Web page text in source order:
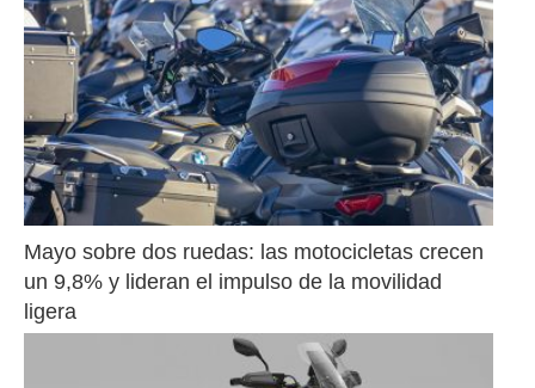
Mayo sobre dos ruedas: las motocicletas crecen
un 9,8% y lideran el impulso de la movilidad
ligera